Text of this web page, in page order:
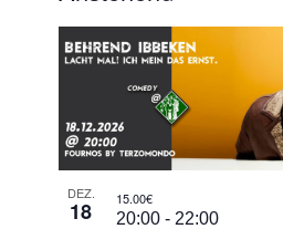
Datum
auswählen.
List
of
in
Photo
View
DEZ.
18 20:00- 22:00
15.00€